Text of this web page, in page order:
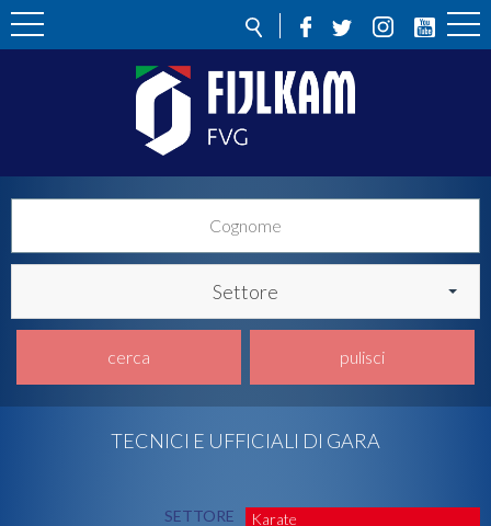
Settore
cerca pulisci
TECNICI E UFFICIALI DI GARA
SETTORE
Karate